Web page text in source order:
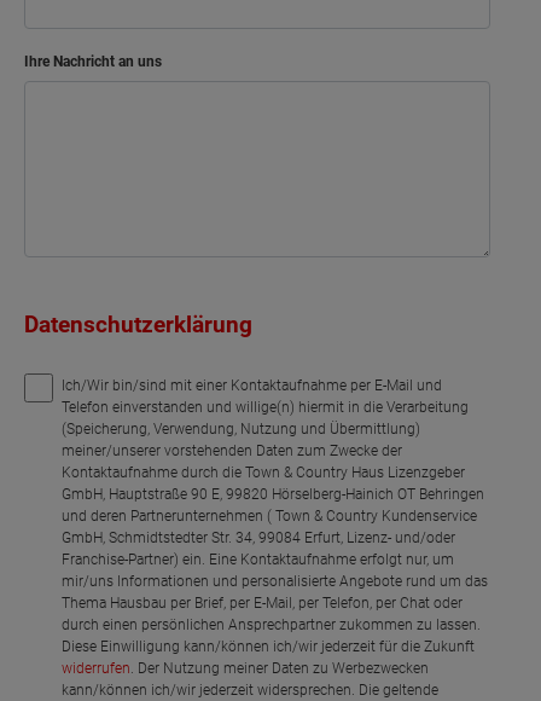
Ihre Nachricht an uns
Datenschutzerklärung
Ich/Wir bin/sind mit einer Kontaktaufnahme per E-Mail und
Telefon einverstanden und willige(n) hiermit in die Verarbeitung
(Speicherung, Verwendung, Nutzung und Übermittlung)
meiner/unserer vorstehenden Daten zum Zwecke der
Kontaktaufnahme durch die Town & Country Haus Lizenzgeber
GmbH, Hauptstraße 90 E, 99820 Hörselberg-Hainich OT Behringen
und deren Partnerunternehmen ( Town & Country Kundenservice
GmbH, Schmidtstedter Str. 34, 99084 Erfurt, Lizenz- und/oder
Franchise-Partner) ein. Eine Kontaktaufnahme erfolgt nur, um
mir/uns Informationen und personalisierte Angebote rund um das
Thema Hausbau per Brief, per E-Mail, per Telefon, per Chat oder
durch einen persönlichen Ansprechpartner zukommen zu lassen.
Diese Einwilligung kann/können ich/wir jederzeit für die Zukunft
widerrufen . Der Nutzung meiner Daten zu Werbezwecken
kann/können ich/wir jederzeit widersprechen. Die geltende